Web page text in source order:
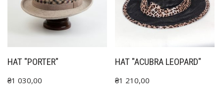
HAT "PORTER"
₴1 030,00
HAT "ACUBRA LEOPARD"
₴1 210,00